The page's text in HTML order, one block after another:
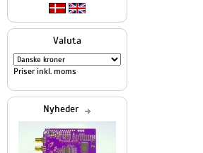
Valuta
Priser inkl. moms
Nyheder